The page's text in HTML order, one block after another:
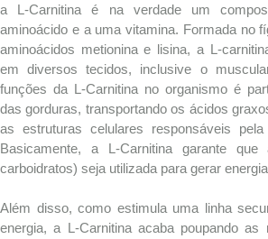
a L-Carnitina é na verdade um
aminoácido e a uma vitamina. Formada no
aminoácidos metionina e lisina, a L-
em diversos tecidos, inclusive o
funções da L-Carnitina no organismo é
das gorduras, transportando os ácidos
as estruturas celulares responsáveis
Basicamente, a L-Carnitina garante
carboidratos) seja utilizada para gerar
Além disso, como estimula uma linha
energia, a L-Carnitina acaba poupando as